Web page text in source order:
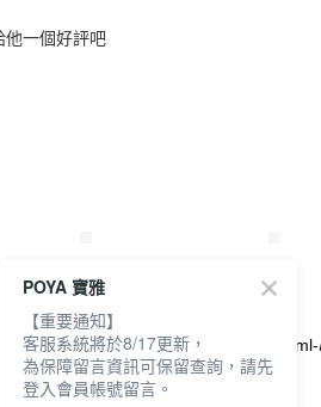
他一個好評吧
FSCODE沁30ml-花漾
麝香
NT$179
FSCODE沁
粉鑽
POYA 寶雅
【重要通知】
客服系統將於8/17更新，
為保障留言資訊可保留查詢，請先
登入會員帳號留言。